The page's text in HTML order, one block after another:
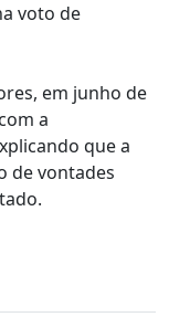
voto de
em junho de
a
que a
de vontades